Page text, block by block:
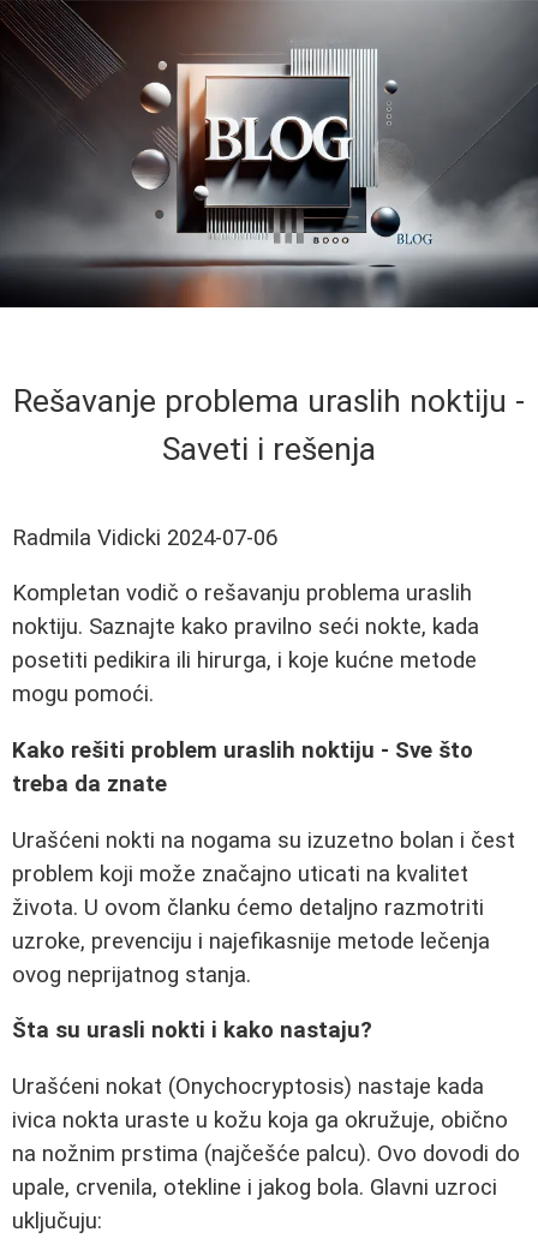
Rešavanje problema uraslih noktiju -
Saveti i rešenja
Radmila Vidicki 2024-07-06
Kompletan vodič o rešavanju problema uraslih
noktiju. Saznajte kako pravilno seći nokte, kada
posetiti pedikira ili hirurga, i koje kućne metode
mogu pomoći.
Kako rešiti problem uraslih noktiju - Sve što
treba da znate
Urašćeni nokti na nogama su izuzetno bolan i čest
problem koji može značajno uticati na kvalitet
života. U ovom članku ćemo detaljno razmotriti
uzroke, prevenciju i najefikasnije metode lečenja
ovog neprijatnog stanja.
Šta su urasli nokti i kako nastaju?
Urašćeni nokat (Onychocryptosis) nastaje kada
ivica nokta uraste u kožu koja ga okružuje, obično
na nožnim prstima (najčešće palcu). Ovo dovodi do
upale, crvenila, otekline i jakog bola. Glavni uzroci
uključuju: